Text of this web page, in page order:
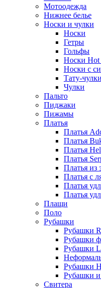
Мотоодежда
Нижнее белье
Носки и чулки
Носки
Гетры
Гольфы
Носки Hot
Носки с
Тату-чулки
Чулки
Пальто
Пиджаки
Пижамы
Платья
Платья
Платья
Платья
Платья
Платья из
Платья с
Платья
Платья
Плащи
Поло
Рубашки
Рубашки
Рубашки
Рубашки
Рубашки
Рубашки и
Свитера